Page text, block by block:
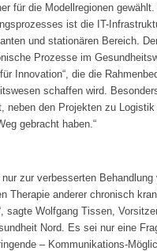
für die Modellregionen
ist die IT-
und stationären Bereich.
Prozesse im
Innovation“, die die
schaffen wird.
neben den Projekten zu
gebracht haben.“
zur verbesserten
Therapie anderer chronisch
sagte Wolfgang Tissen,
Nord. Es sei nur eine
– Kommunikations-